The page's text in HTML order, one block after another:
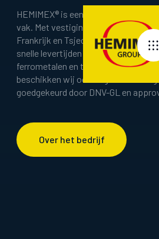
HEMIMEX® is een familiebedrijf
vak. Met vestigingen in België,
Frankrijk en Tsjechië kunnen wij u
snelle levertijden door onze
ferrometalen en technische
beschikken wij ook nog over een
goedgekeurd door DNV-GL en
Over het bedrijf